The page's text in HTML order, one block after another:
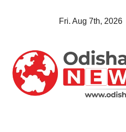
Fri. Aug 7th, 2026